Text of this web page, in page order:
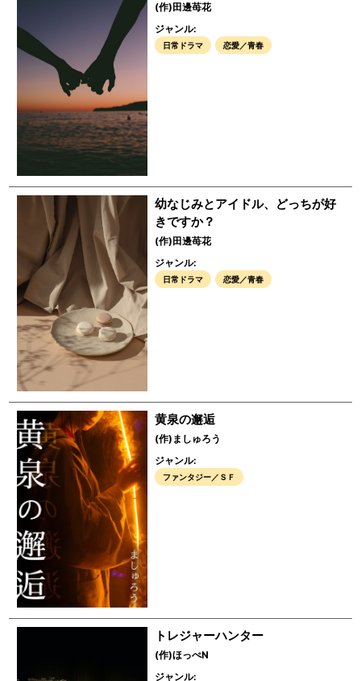
(作)田邊苺花
ジャンル:
日常ドラマ 恋愛／青春
幼なじみとアイドル、どっちが好
きですか？
(作)田邊苺花
ジャンル:
日常ドラマ 恋愛／青春
黄泉の邂逅
(作)ましゅろう
ジャンル:
ファンタジー／ＳＦ
トレジャーハンター
(作)ほっぺN
ジャンル: